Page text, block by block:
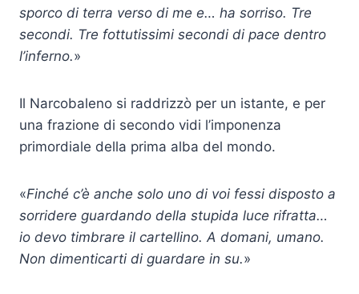
sporco di terra verso di me e… ha sorriso. Tre
secondi. Tre fottutissimi secondi di pace dentro
l’inferno.»
Il Narcobaleno si raddrizzò per un istante, e per
una frazione di secondo vidi l’imponenza
primordiale della prima alba del mondo.
«Finché c’è anche solo uno di voi fessi disposto a
sorridere guardando della stupida luce rifratta…
io devo timbrare il cartellino. A domani, umano.
Non dimenticarti di guardare in su.»